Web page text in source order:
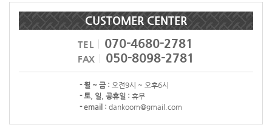
CUSTOMER CENTER
TEL 070-4680-2781
FAX 050-8098-2781
- 월 ~ 금 : 오전9시 ~ 오후6시
- 토, 일, 공휴일 : 휴무
- email : dankoom@gmail.com